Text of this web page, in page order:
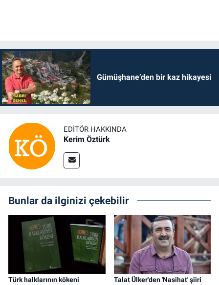
Gümüşhane’den bir kaz hikayesi
EDITÖR HAKKINDA
Kerim Öztürk
Bunlar da ilginizi çekebilir
Türk halklarının kökeni Talat Ülker'den 'Nasihat' şiiri